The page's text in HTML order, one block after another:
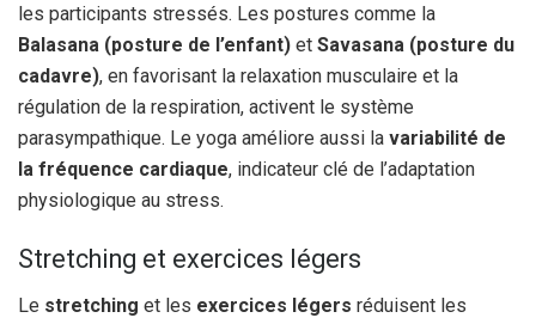
les participants stressés. Les postures comme la
Balasana (posture de l’enfant) et Savasana (posture du
cadavre), en favorisant la relaxation musculaire et la
régulation de la respiration, activent le système
parasympathique. Le yoga améliore aussi la variabilité de
la fréquence cardiaque, indicateur clé de l’adaptation
physiologique au stress.
Stretching et exercices légers
Le stretching et les exercices légers réduisent les